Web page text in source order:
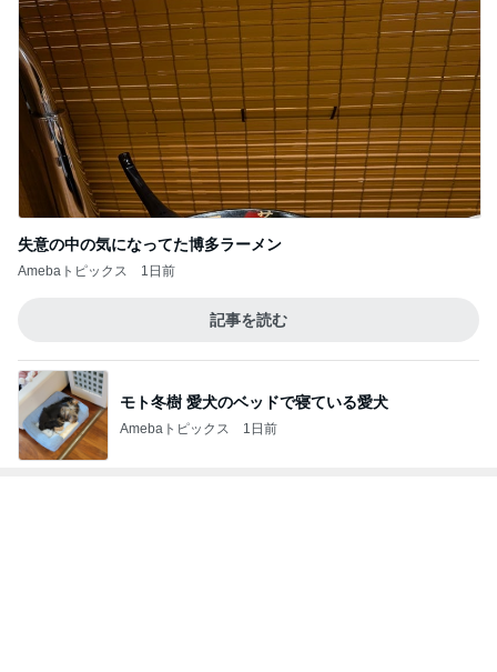
失意の中の気になってた博多ラーメン
Amebaトピックス 1日前
記事を読む
モト冬樹 愛犬のベッドで寝ている愛犬
Amebaトピックス 1日前